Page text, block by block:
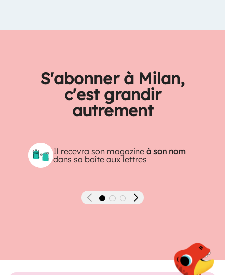
S'abonner à Milan,
c'est grandir
autrement
Il recevra son magazineà son nom
dans sa boîte aux lettres
Précédent Suivant